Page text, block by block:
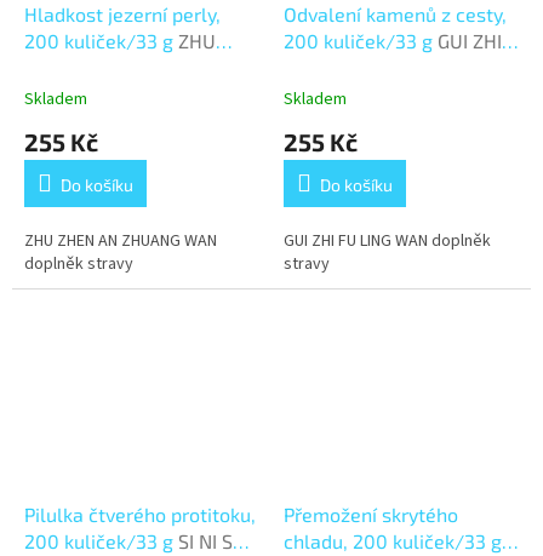
Hladkost jezerní perly,
200 kuliček/33 g ZHU
Skladem
255 Kč
Do košíku
ZHU ZHEN AN ZHUANG WAN
doplněk stravy
Odvalení kamenů z cesty,
200 kuliček/33 g GUI ZHI
Skladem
255 Kč
Do košíku
GUI ZHI FU LING WAN doplněk
stravy
Pilulka čtverého protitoku,
200 kuliček/33 g SI NI SAN
Přemožení skrytého
chladu, 200 kuliček/33 g